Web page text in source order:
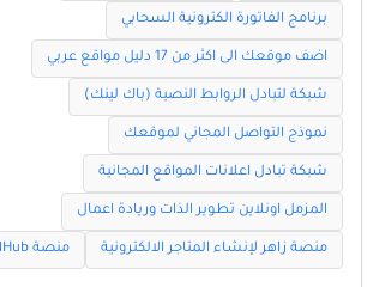
برنامج الفاتورة الكترونية السحابي
اضف موقعك الى اكثر من 17 دليل مواقع عربي
شبكة لتبادل الروابط النصية (باك لينك)
نموذج التواصل المجاني لموقعك
شبكة تبادل اعلانات المواقع المجانية
المزمل اونلاين تطوير الذات وريادة اعمال
منصة زاهر لإنشاء المتاجر الالكترونية منصة TalmidHub